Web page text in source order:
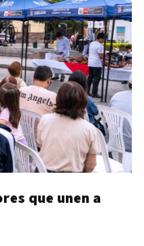
que unen a